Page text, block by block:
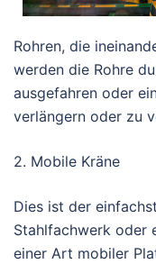
Rohren, die
werden die Rohre
ausgefahren oder
verlängern oder zu
2. Mobile Kräne
Dies ist der
Stahlfachwerk oder
einer Art mobiler